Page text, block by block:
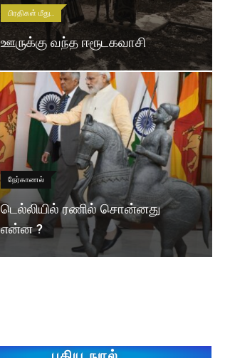
பிரதிகள் மீது..
ஊருக்கு வந்த ஈரூடகவாசி
நேர்காணல்
டெல்லியில் ரணில் சொன்னது
என்ன ?